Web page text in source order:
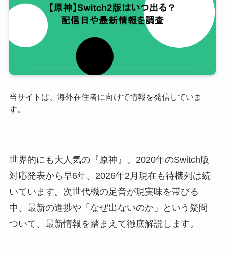
当サイトは、海外在住者に向けて情報を発信していま
す。
世界的にも大人気の『原神』。2020年のSwitch版
対応発表から早6年、2026年2月現在も待機列は続
いています。次世代機の足音が現実味を帯びる
中、最新の進捗や「なぜ出ないのか」という疑問
ついて、最新情報を踏まえて徹底解説します。